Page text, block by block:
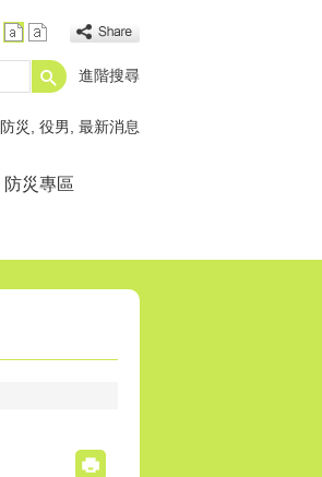
搜
進階搜尋
防災 役男 最新消息
防災專區